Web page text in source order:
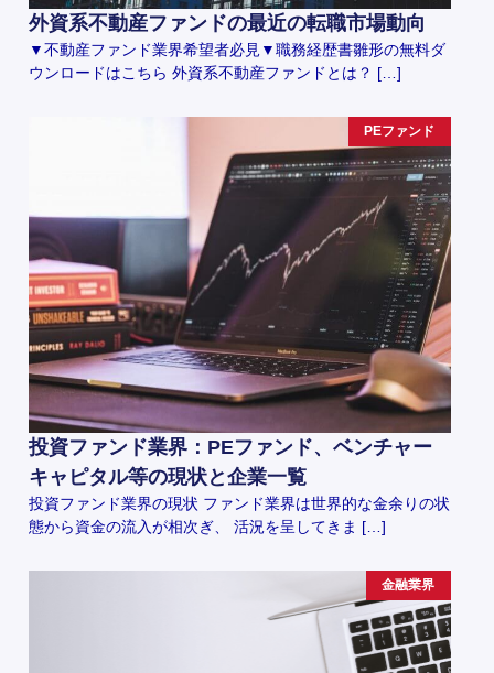
外資系不動産ファンドの最近の転職市場動向
▼不動産ファンド業界希望者必見▼職務経歴書雛形の無料ダ
ウンロードはこちら 外資系不動産ファンドとは？ […]
PEファンド
投資ファンド業界：PEファンド、ベンチャー
キャピタル等の現状と企業一覧
投資ファンド業界の現状 ファンド業界は世界的な金余りの状
態から資金の流入が相次ぎ、 活況を呈してきま […]
金融業界